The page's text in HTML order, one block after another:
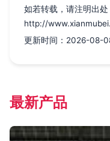
如若转载，请注明出处
http://
更新时间：2026-08-
最新产品